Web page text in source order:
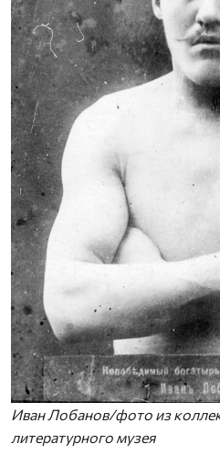
Иван Лобанов/фото из
литературного музея